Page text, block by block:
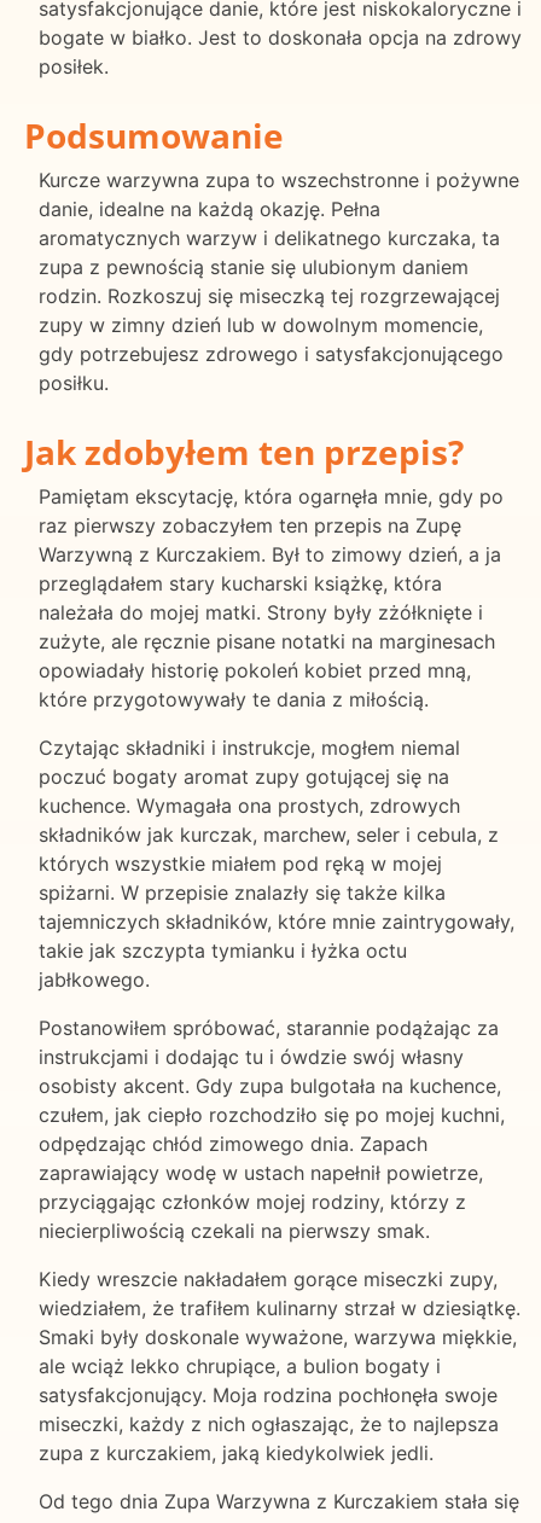
satysfakcjonujące danie, które jest niskokaloryczne i
bogate w białko. Jest to doskonała opcja na zdrowy
posiłek.
Podsumowanie
Kurcze warzywna zupa to wszechstronne i pożywne
danie, idealne na każdą okazję. Pełna
aromatycznych warzyw i delikatnego kurczaka, ta
zupa z pewnością stanie się ulubionym daniem
rodzin. Rozkoszuj się miseczką tej rozgrzewającej
zupy w zimny dzień lub w dowolnym momencie,
gdy potrzebujesz zdrowego i satysfakcjonującego
posiłku.
Jak zdobyłem ten przepis?
Pamiętam ekscytację, która ogarnęła mnie, gdy po
raz pierwszy zobaczyłem ten przepis na Zupę
Warzywną z Kurczakiem. Był to zimowy dzień, a ja
przeglądałem stary kucharski książkę, która
należała do mojej matki. Strony były zżółknięte i
zużyte, ale ręcznie pisane notatki na marginesach
opowiadały historię pokoleń kobiet przed mną,
które przygotowywały te dania z miłością.
Czytając składniki i instrukcje, mogłem niemal
poczuć bogaty aromat zupy gotującej się na
kuchence. Wymagała ona prostych, zdrowych
składników jak kurczak, marchew, seler i cebula, z
których wszystkie miałem pod ręką w mojej
spiżarni. W przepisie znalazły się także kilka
tajemniczych składników, które mnie zaintrygowały,
takie jak szczypta tymianku i łyżka octu
jabłkowego.
Postanowiłem spróbować, starannie podążając za
instrukcjami i dodając tu i ówdzie swój własny
osobisty akcent. Gdy zupa bulgotała na kuchence,
czułem, jak ciepło rozchodziło się po mojej kuchni,
odpędzając chłód zimowego dnia. Zapach
zaprawiający wodę w ustach napełnił powietrze,
przyciągając członków mojej rodziny, którzy z
niecierpliwością czekali na pierwszy smak.
Kiedy wreszcie nakładałem gorące miseczki zupy,
wiedziałem, że trafiłem kulinarny strzał w dziesiątkę.
Smaki były doskonale wyważone, warzywa miękkie,
ale wciąż lekko chrupiące, a bulion bogaty i
satysfakcjonujący. Moja rodzina pochłonęła swoje
miseczki, każdy z nich ogłaszając, że to najlepsza
zupa z kurczakiem, jaką kiedykolwiek jedli.
Od tego dnia Zupa Warzywna z Kurczakiem stała się